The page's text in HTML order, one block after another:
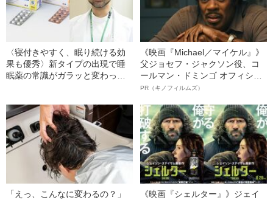
〈寝付きやすく、眠り続ける効
果も優秀〉新タイプの出現で睡
眠薬の常識がガラッと変わっ
《映画『Michael／マイケル』》
父ジョセフ・ジャクソン役、コ
ールマン・ドミンゴ オフィシャ
ルインタビュー“観客を魅了した
語る”《日本興収70億円突破》
PR（キノフィルムズ）
「えっ、こんなに変わるの？」
《映画『シェルター』》ジェイ